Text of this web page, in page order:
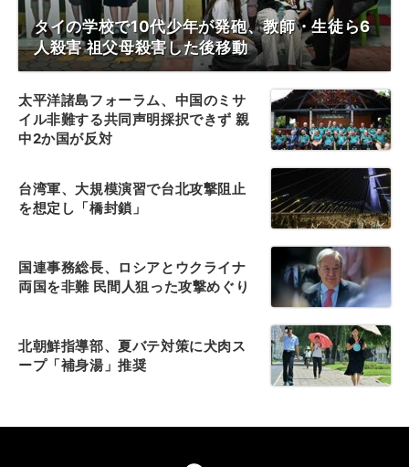
タイの学校で10代少年が発砲、教師・生徒ら6
人殺害 祖父母殺害した後移動
太平洋諸島フォーラム、中国のミサ
イル非難する共同声明採択できず 親
中2か国が反対
台湾軍、大規模演習で台北攻撃阻止
を想定し「橋封鎖」
国連事務総長、ロシアとウクライナ
両国を非難 民間人狙った攻撃めぐり
北朝鮮指導部、夏バテ対策に犬肉ス
ープ「補身湯」推奨